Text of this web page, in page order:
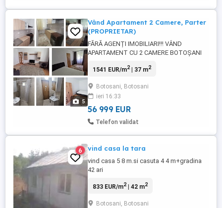
5
Vând Apartament 2 Camere, Parter
(PROPRIETAR)
FĂRĂ AGENȚI IMOBILIARI!!! VÂND
APARTAMENT CU 2 CAMERE BOTOȘANI
imobiliare! Vând apartament cu 2 camere,
municipiul Botoșani, zona Bulevard -
Carrefour. Apartamentul are aproximativ 37
mp, este renovat, mobilat și utilat, ...
1541 EUR/m2| 37 m2
Botosani, Botosani
ieri 16:33
56 999 EUR
Telefon validat
6 vind casa la tara
vind casa 5 8 m.si casuta 4 4 m+gradina
42 ari
833 EUR/m2| 42 m2
Botosani, Botosani